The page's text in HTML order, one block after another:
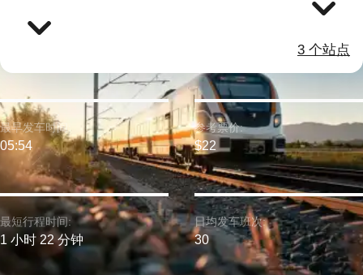
3 个站点
最短行程时间:
1 小时 22 分钟
最早发车时间:
05:54
参考票价:
$22
日均发车班次:
30